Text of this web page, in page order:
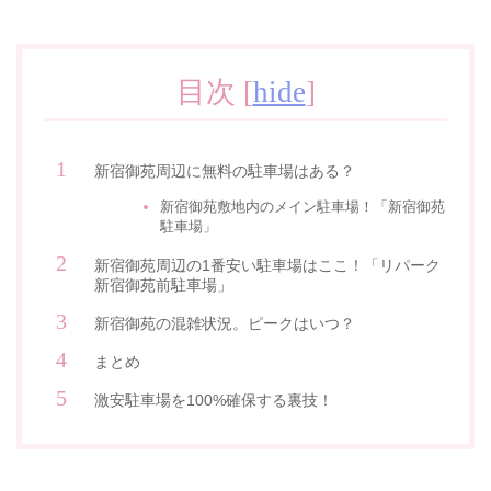
目次 [hide]
新宿御苑周辺に無料の駐車場はある？
新宿御苑敷地内のメイン駐車場！「新宿御苑
駐車場」
新宿御苑周辺の1番安い駐車場はここ！「リパーク
新宿御苑前駐車場」
新宿御苑の混雑状況。ピークはいつ？
まとめ
激安駐車場を100%確保する裏技！